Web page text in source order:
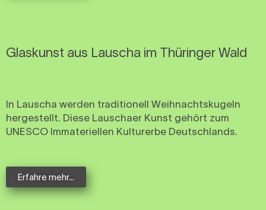
Glaskunst aus Lauscha im Thüringer Wald
In Lauscha werden traditionell Weihnachtskugeln
hergestellt. Diese Lauschaer Kunst gehört zum
UNESCO Immateriellen Kulturerbe Deutschlands.
Erfahre mehr...